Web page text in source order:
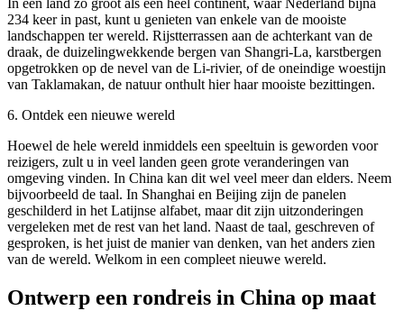
In een land zo groot als een heel continent, waar Nederland bijna
234 keer in past, kunt u genieten van enkele van de mooiste
landschappen ter wereld. Rijstterrassen aan de achterkant van de
draak, de duizelingwekkende bergen van Shangri-La, karstbergen
opgetrokken op de nevel van de Li-rivier, of de oneindige woestijn
van Taklamakan, de natuur onthult hier haar mooiste bezittingen.
6. Ontdek een nieuwe wereld
Hoewel de hele wereld inmiddels een speeltuin is geworden voor
reizigers, zult u in veel landen geen grote veranderingen van
omgeving vinden. In China kan dit wel veel meer dan elders. Neem
bijvoorbeeld de taal. In Shanghai en Beijing zijn de panelen
geschilderd in het Latijnse alfabet, maar dit zijn uitzonderingen
vergeleken met de rest van het land. Naast de taal, geschreven of
gesproken, is het juist de manier van denken, van het anders zien
van de wereld. Welkom in een compleet nieuwe wereld.
Ontwerp een rondreis in China op maat